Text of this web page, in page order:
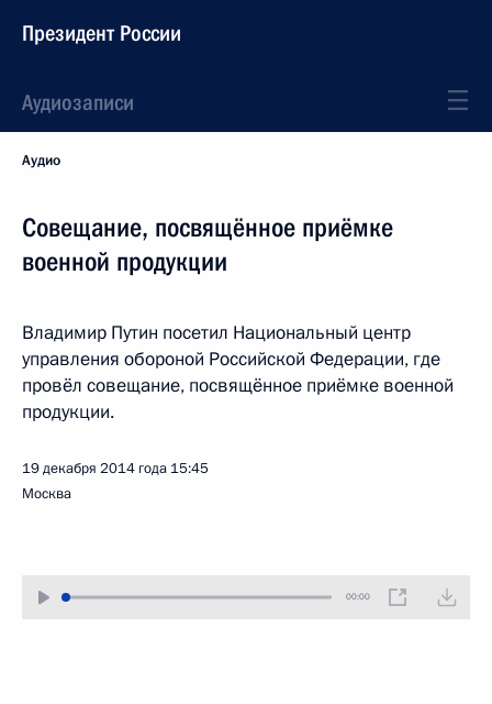
Президент России
Аудиозаписи
Аудио
Совещание, посвящённое приёмке
военной продукции
Владимир Путин посетил Национальный центр
управления обороной Российской Федерации, где
провёл совещание, посвящённое приёмке военной
продукции.
19 декабря 2014 года 15:45
Москва
00:00